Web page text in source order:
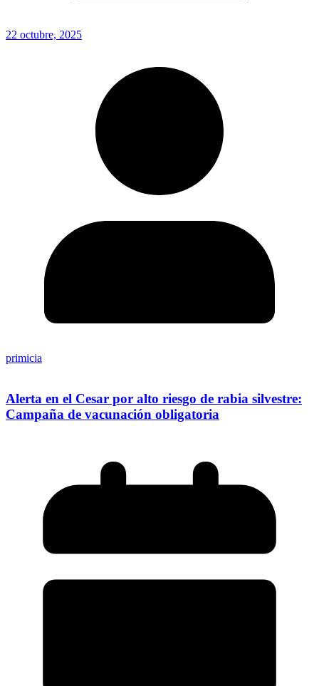
22 octubre, 2025
primicia
Alerta en el Cesar por alto riesgo de rabia silvestre:
Campaña de vacunación obligatoria